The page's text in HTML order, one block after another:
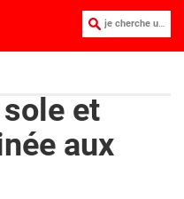
je cherche une recette :
et
aux